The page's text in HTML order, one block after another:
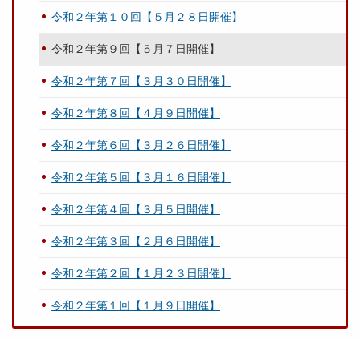
令和２年第１０回【５月２８日開催】
令和２年第９回【５月７日開催】
令和２年第７回【３月３０日開催】
令和２年第８回【４月９日開催】
令和２年第６回【３月２６日開催】
令和２年第５回【３月１６日開催】
令和２年第４回【３月５日開催】
令和２年第３回【２月６日開催】
令和２年第２回【１月２３日開催】
令和２年第１回【１月９日開催】